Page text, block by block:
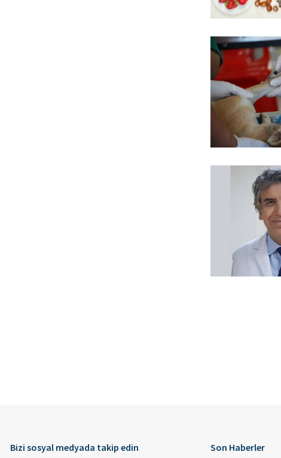
Bizi sosyal medyada takip edin Son Haberler